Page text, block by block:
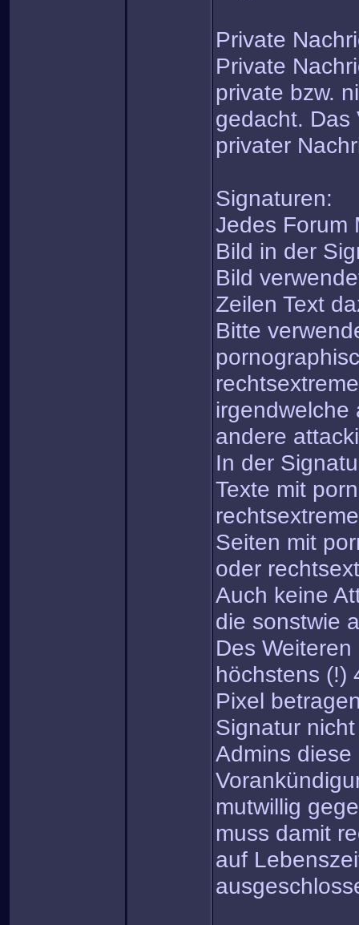
Private
Private
private bzw.
gedacht. Das
privater
Signaturen:
Jedes Forum
Bild in der
Bild
Zeilen Text
Bitte
irgendwelche
andere
In der
Texte mit
Seiten mit
oder
Auch keine
die sonstwie
Des
höchstens (!)
Pixel
Signatur
Admins
mutwillig
muss damit
auf